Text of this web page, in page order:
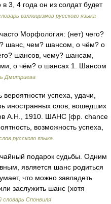
3, 4 года он из солдат будет
галлицизмов русского языка
Морфология: (нет) чего?
шанс, чем? шансом, о чём? о
шансов, чему? шансам,
о чём? о шансах 1. Шансом
Дмитриева
успеха, удачи,
иностранных слов, вошедших
А.Н., 1910. ШАНС [фр. chance
возможность успеха,
русского языка
подарок судьбы. Одним
является шанс родиться
что можно завладеть
заслужить шанс (хотя
словарь Спонвиля